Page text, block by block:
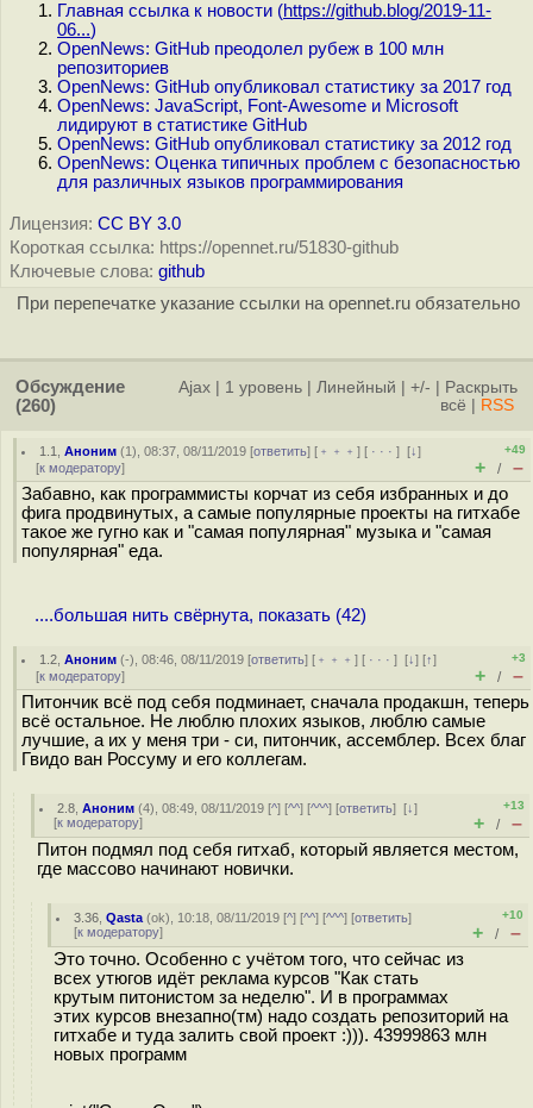
Главная ссылка к новости (https://github.blog/2019-11-
06...)
OpenNews: GitHub преодолел рубеж в 100 млн
репозиториев
OpenNews: GitHub опубликовал статистику за 2017 год
OpenNews: JavaScript, Font-Awesome и Microsoft
лидируют в статистике GitHub
OpenNews: GitHub опубликовал статистику за 2012 год
OpenNews: Оценка типичных проблем с безопасностью
для различных языков программирования
Лицензия: CC BY 3.0
Короткая ссылка: https://opennet.ru/51830-github
Ключевые слова: github
При перепечатке указание ссылки на opennet.ru обязательно
Обсуждение
(260)
Ajax 1 уровень Линейный +/-
Раскрыть
всё
RSS
1.1 ,Аноним (1), 08:37, 08/11/2019 [ответить] [ ﹢﹢﹢] [ · · ·][↓]
[к модератору]
+49
+ / –
Забавно, как программисты корчат из себя избранных и до
фига продвинутых, а самые популярные проекты на гитхабе
такое же гугно как и "самая популярная" музыка и "самая
популярная" еда.
....большая нить свёрнута, показать (42)
1.2 ,Аноним (-), 08:46, 08/11/2019 [ответить] [ ﹢﹢﹢] [ · · ·][↓] [↑]
[к модератору]
+3
+ / –
Питончик всё под себя подминает, сначала продакшн, теперь
всё остальное. Не люблю плохих языков, люблю самые
лучшие, а их у меня три - си, питончик, ассемблер. Всех благ
Гвидо ван Россуму и его коллегам.
2.8 ,Аноним (4), 08:49, 08/11/2019 [^] [^^] [^^^] [ответить][↓]
[к модератору]
+13
+ / –
Питон подмял под себя гитхаб, который является местом,
где массово начинают новички.
3.36 ,Qasta (ok), 10:18, 08/11/2019 [^] [^^] [^^^] [ответить]
[к модератору]
+10
+ / –
Это точно. Особенно с учётом того, что сейчас из
всех утюгов идёт реклама курсов "Как стать
крутым питонистом за неделю". И в программах
этих курсов внезапно(тм) надо создать репозиторий на
гитхабе и туда залить свой проект :))). 43999863 млн
новых программ